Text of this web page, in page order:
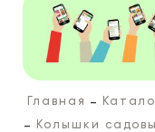
Главная
Колышки